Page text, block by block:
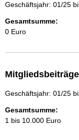
Geschäftsjahr: 01/25
Gesamtsumme:
0 Euro
Mitgliedsbeiträge
Geschäftsjahr: 01/25
Gesamtsumme:
1 bis 10.000 Euro